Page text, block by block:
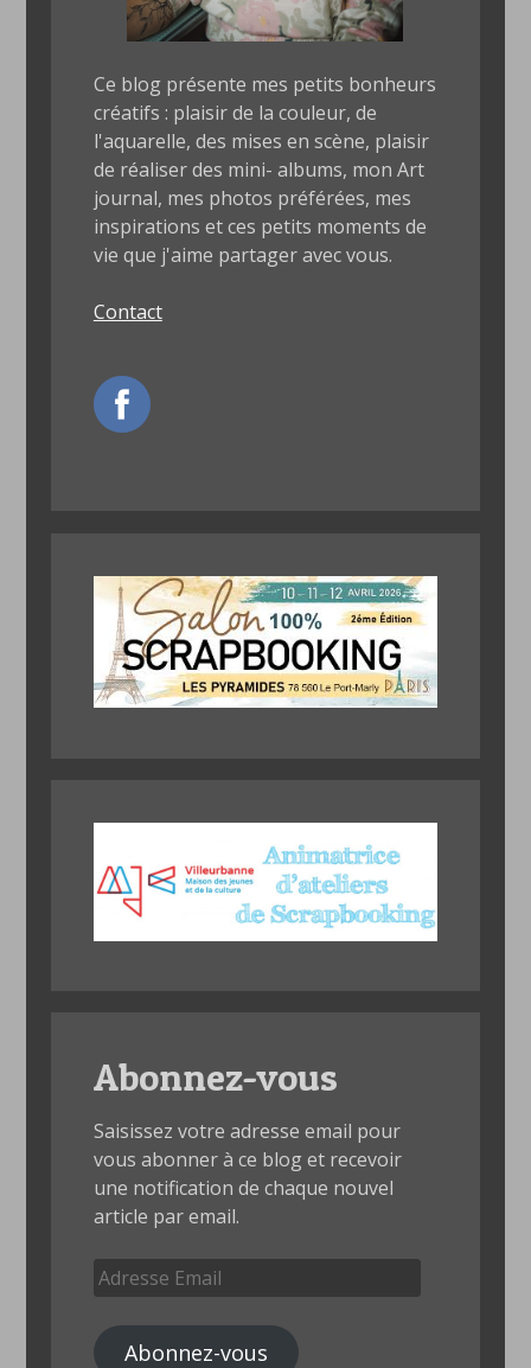
Ce blog présente mes petits bonheurs
créatifs : plaisir de la couleur, de
l'aquarelle, des mises en scène, plaisir
de réaliser des mini- albums, mon Art
journal, mes photos préférées, mes
inspirations et ces petits moments de
vie que j'aime partager avec vous.
Contact
Abonnez-vous
Saisissez votre adresse email pour
vous abonner à ce blog et recevoir
une notification de chaque nouvel
article par email.
Adresse
Email
Abonnez-vous